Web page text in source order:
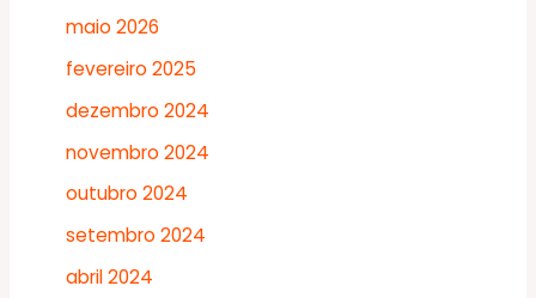
maio 2026
fevereiro 2025
dezembro 2024
novembro 2024
outubro 2024
setembro 2024
abril 2024